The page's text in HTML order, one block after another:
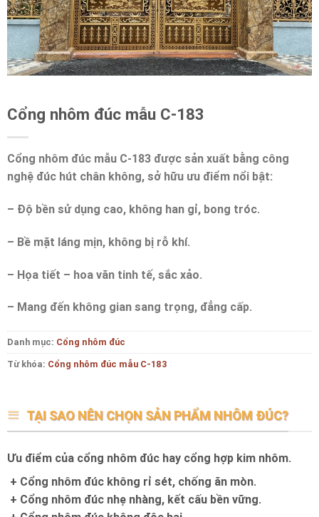
Cổng nhôm đúc mẫu C-183
Cổng nhôm đúc mẫu C-183 được sản xuất bằng công
nghệ đúc hút chân không, sở hữu ưu điểm nổi bật:
– Độ bền sử dụng cao, không han gỉ, bong tróc.
– Bề mặt láng mịn, không bị rỗ khí.
– Họa tiết – hoa văn tinh tế, sắc xảo.
– Mang đến không gian sang trọng, đẳng cấp.
Danh mục: Cổng nhôm đúc
Từ khóa: Cổng nhôm đúc mẫu C-183
TẠI SAO NÊN CHỌN SẢN PHẨM NHÔM ĐÚC?
Ưu điểm của cổng nhôm đúc hay cổng hợp kim nhôm.
+ Cổng nhôm đúc không rỉ sét, chống ăn mòn.
+ Cổng nhôm đúc nhẹ nhàng, kết cấu bền vững.